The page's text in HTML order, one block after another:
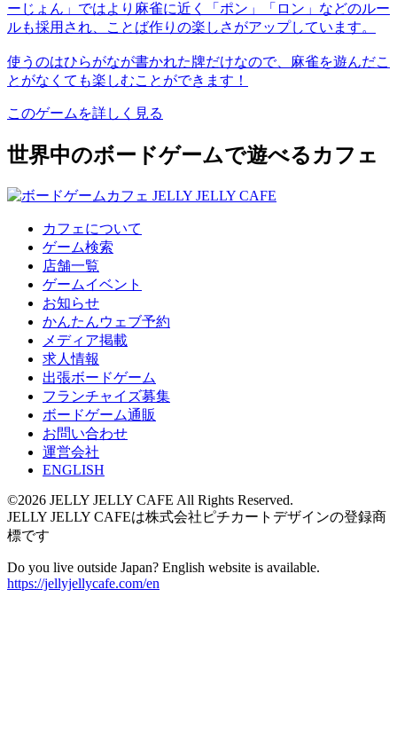
ーじょん」ではより麻雀に近く「ポン」「ロン」などのルー
ルも採用され、ことば作りの楽しさがアップしています。
使うのはひらがなが書かれた牌だけなので、麻雀を遊んだこ
とがなくても楽しむことができます！
このゲームを詳しく見る
世界中のボードゲームで遊べるカフェ
カフェについて
ゲーム検索
店舗一覧
ゲームイベント
お知らせ
かんたんウェブ予約
メディア掲載
求人情報
出張ボードゲーム
フランチャイズ募集
ボードゲーム通販
お問い合わせ
運営会社
ENGLISH
©2026 JELLY JELLY CAFE All Rights Reserved.
JELLY JELLY CAFEは株式会社ピチカートデザインの登録商
標です
Do you live outside Japan? English website is available.
https://jellyjellycafe.com/en